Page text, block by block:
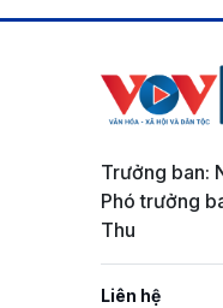
Trưởng ban:
Phó trưởng
Thu
Liên hệ